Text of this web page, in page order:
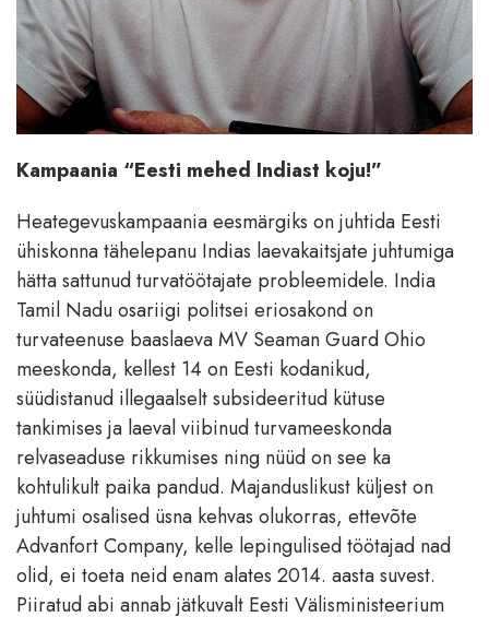
Kampaania “Eesti mehed Indiast koju!”
Heategevuskampaania eesmärgiks on juhtida Eesti
ühiskonna tähelepanu Indias laevakaitsjate juhtumiga
hätta sattunud turvatöötajate probleemidele. India
Tamil Nadu osariigi politsei eriosakond on
turvateenuse baaslaeva MV Seaman Guard Ohio
meeskonda, kellest 14 on Eesti kodanikud,
süüdistanud illegaalselt subsideeritud kütuse
tankimises ja laeval viibinud turvameeskonda
relvaseaduse rikkumises ning nüüd on see ka
kohtulikult paika pandud. Majanduslikust küljest on
juhtumi osalised üsna kehvas olukorras, ettevõte
Advanfort Company, kelle lepingulised töötajad nad
olid, ei toeta neid enam alates 2014. aasta suvest.
Piiratud abi annab jätkuvalt Eesti Välisministeerium